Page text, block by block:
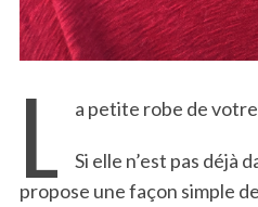
L a petite robe de votre
Si elle n’est pas déjà
propose une façon simple